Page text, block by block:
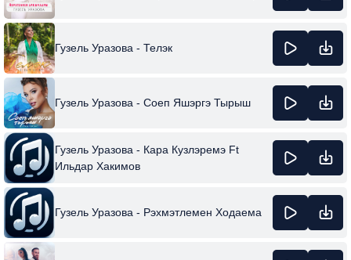
Гузель Уразова - Телэк
Гузель Уразова - Соеп Яшэргэ Тырыш
Гузель Уразова - Кара Кузлэремэ Ft
Ильдар Хакимов
Гузель Уразова - Рэхмэтлемен Ходаема